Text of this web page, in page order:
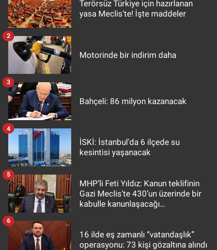
Terörsüz Türkiye için hazırlanan
yasa Meclis'te! İşte maddeler
Motorinde bir indirim daha
2
Bahçeli: 86 milyon kazanacak
3
İSKİ: İstanbul'da 6 ilçede su
kesintisi yaşanacak
4
MHP’li Feti Yıldız: Kanun teklifinin
Gazi Meclis'te 430’un üzerinde bir
kabulle kanunlaşacağı
5
16 ilde eş zamanlı “vatandaşlık”
operasyonu: 73 kişi gözaltına alındı
6